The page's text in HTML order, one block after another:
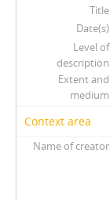
Title
Date(s)
Level of
description
Extent and
medium
Context area
Name of creator